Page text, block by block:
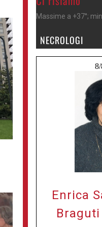
Massime a +37°;
NECROLOGI
Enrica